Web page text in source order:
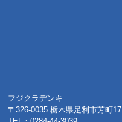
フジクラデンキ
〒326-0035 栃木県足利市芳町17